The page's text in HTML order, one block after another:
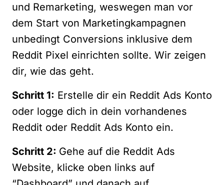
und Remarketing, weswegen man vor
dem Start von Marketingkampagnen
unbedingt Conversions inklusive dem
Reddit Pixel einrichten sollte. Wir zeigen
dir, wie das geht.
Schritt 1: Erstelle dir ein Reddit Ads Konto
oder logge dich in dein vorhandenes
Reddit oder Reddit Ads Konto ein.
Schritt 2: Gehe auf die Reddit Ads
Website, klicke oben links auf